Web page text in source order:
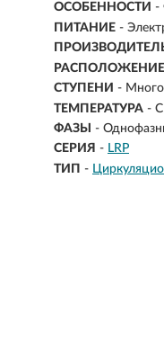
ОСОБЕННОСТИ -
ПИТАНИЕ -
РАСПОЛОЖЕНИЕ
СТУПЕНИ -
ТЕМПЕРАТУРА -
ФАЗЫ
-
СЕРИЯ - LRP
ТИП -